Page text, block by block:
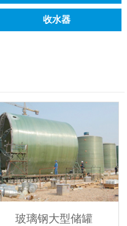
收水器
玻璃钢大型储罐